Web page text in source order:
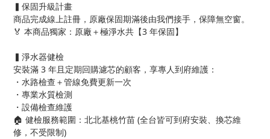
▍保固升級計畫
商品完成線上註冊，原廠保固期滿後由我們接手，保障無空窗。
🏅 本商品獨家：原廠＋極淨水共【3 年保固】
▍淨水器健檢
安裝滿 3 年且定期回購濾芯的顧客，享專人到府維護：
・水路檢查＋管線免費更新一次
・專業水質檢測
・設備檢查維護
🏠 健檢服務範圍：北北基桃竹苗 (全台皆可到府安裝、換芯維
修，不受限制)